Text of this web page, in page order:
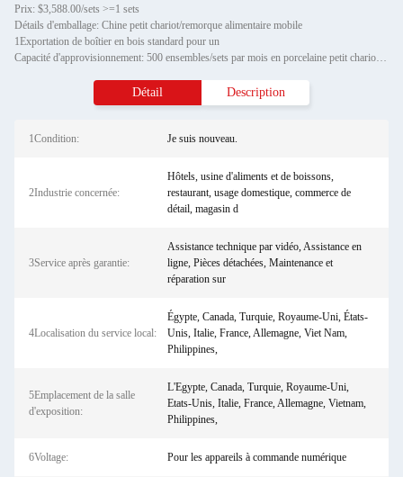
Prix: $3,588.00/sets >=1 sets
Détails d'emballage: Chine petit chariot/remorque alimentaire mobile
1Exportation de boîtier en bois standard pour un
Capacité d'approvisionnement: 500 ensembles/sets par mois en porcelaine petit chariot/remorque alimentaire mobile
Détail Description
1Condition: Je suis nouveau.
2Industrie concernée:
Hôtels, usine d'aliments et de boissons,
restaurant, usage domestique, commerce de
détail, magasin d
3Service après garantie:
Assistance technique par vidéo, Assistance en
ligne, Pièces détachées, Maintenance et
réparation sur
4Localisation du service local:
Égypte, Canada, Turquie, Royaume-Uni, États-
Unis, Italie, France, Allemagne, Viet Nam,
Philippines,
5Emplacement de la salle
d'exposition:
L'Egypte, Canada, Turquie, Royaume-Uni,
Etats-Unis, Italie, France, Allemagne, Vietnam,
Philippines,
6Voltage: Pour les appareils à commande numérique